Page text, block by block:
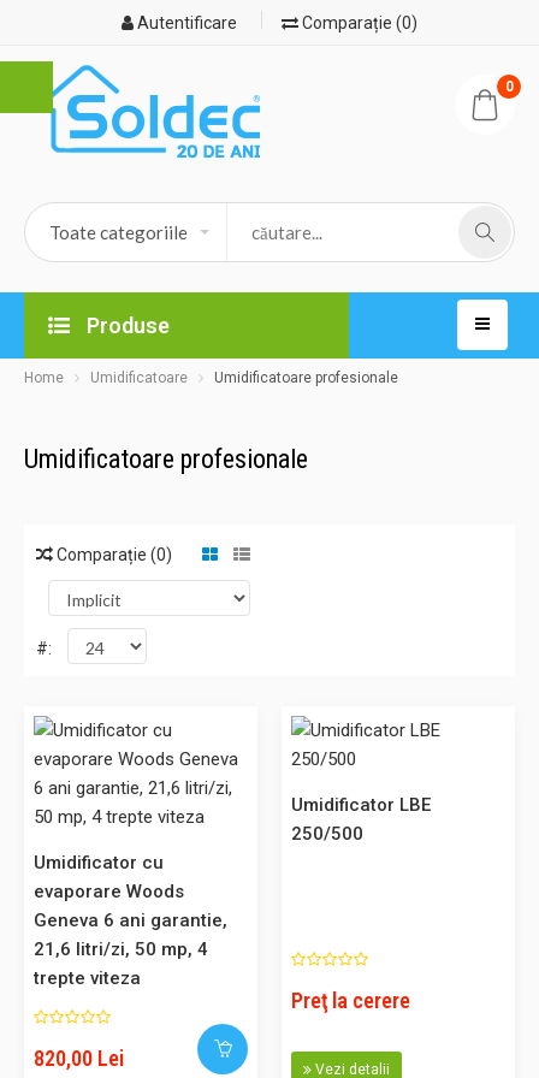
Autentificare Comparație (0)
0
Produse
Home Umidificatoare Umidificatoare profesionale
Umidificatoare profesionale
Comparație (0)
#:
Umidificator cu evaporare Woods Geneva 6 ani garantie, 21,6
Umidificare eficientă pentru un climat interior mai sănătos
Wood’s Geneva HSW90 este un umidificator premium,
conceput pentru a crea un mediu confortabil, a proteja
sănătatea și pielea, precum și pentru a menține în stare
optimă locuința dumneavoastră. Tehnologia sa prin
evaporare asigură o ca..
Umidificator cu
evaporare Woods
Geneva 6 ani garantie,
21,6 litri/zi, 50 mp, 4
trepte viteza
820,00 Lei
Umidificator LBE
250/500
Preţ la cerere
Vezi detalii